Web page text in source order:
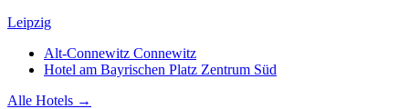
Leipzig
Alt-Connewitz Connewitz
Hotel am Bayrischen Platz Zentrum Süd
Alle Hotels →